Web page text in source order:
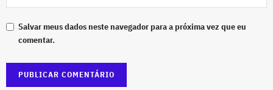
Salvar meus dados neste navegador para a próxima vez que eu
comentar.